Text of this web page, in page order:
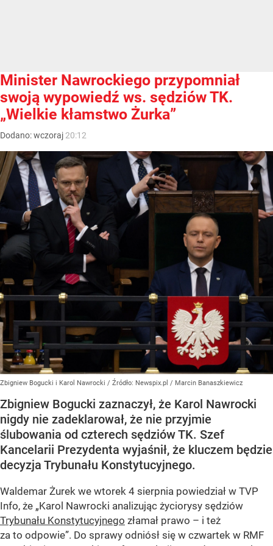
Minister Nawrockiego przypomniał
swoją wypowiedź ws. sędziów TK.
„Wielkie kłamstwo Żurka”
Dodano:wczoraj 20:12
Zbigniew Bogucki i Karol Nawrocki / Źródło: Newspix.pl / Marcin Banaszkiewicz
Zbigniew Bogucki zaznaczył, że Karol Nawrocki
nigdy nie zadeklarował, że nie przyjmie
ślubowania od czterech sędziów TK. Szef
Kancelarii Prezydenta wyjaśnił, że kluczem będzie
decyzja Trybunału Konstytucyjnego.
Waldemar Żurek we wtorek 4 sierpnia powiedział w TVP
Info, że „Karol Nawrocki analizując życiorysy sędziów
Trybunału Konstytucyjnego złamał prawo – i też
za to odpowie”. Do sprawy odniósł się w czwartek w RMF